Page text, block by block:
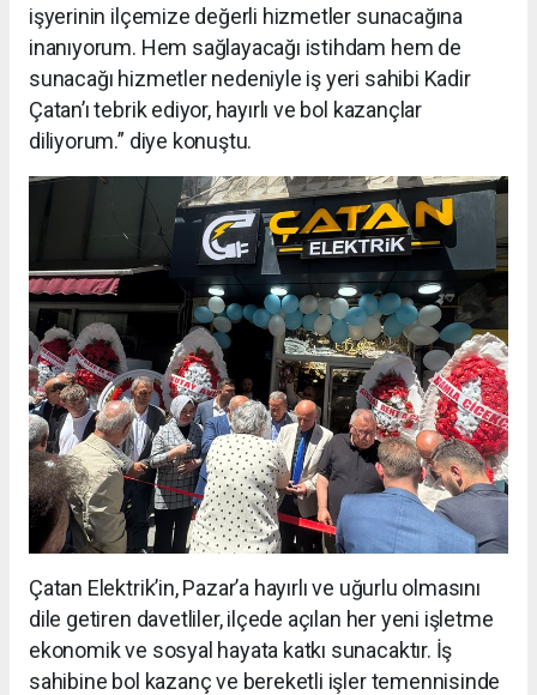
işyerinin ilçemize değerli hizmetler sunacağına
inanıyorum. Hem sağlayacağı istihdam hem de
sunacağı hizmetler nedeniyle iş yeri sahibi Kadir
Çatan’ı tebrik ediyor, hayırlı ve bol kazançlar
diliyorum.” diye konuştu.
Çatan Elektrik’in, Pazar’a hayırlı ve uğurlu olmasını
dile getiren davetliler, ilçede açılan her yeni işletme
ekonomik ve sosyal hayata katkı sunacaktır. İş
sahibine bol kazanç ve bereketli işler temennisinde